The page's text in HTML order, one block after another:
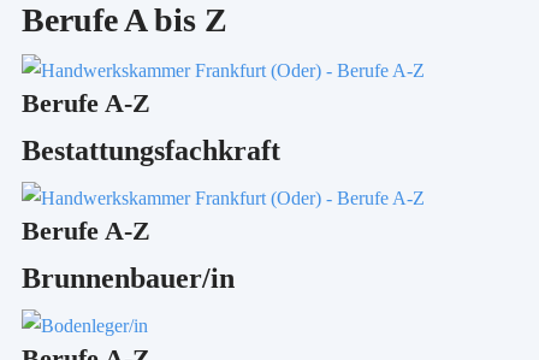
Berufe A bis Z
Berufe A-Z
Bestattungsfachkraft
Berufe A-Z
Brunnenbauer/in